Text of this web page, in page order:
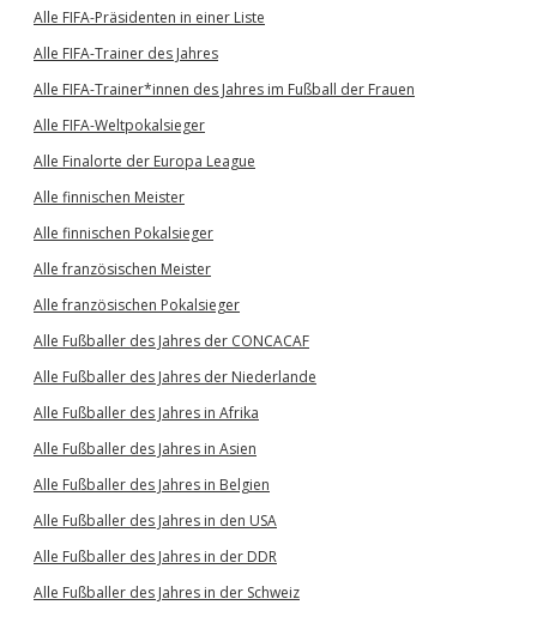
Alle FIFA-Präsidenten in einer Liste
Alle FIFA-Trainer des Jahres
Alle FIFA-Trainer*innen des Jahres im Fußball der Frauen
Alle FIFA-Weltpokalsieger
Alle Finalorte der Europa League
Alle finnischen Meister
Alle finnischen Pokalsieger
Alle französischen Meister
Alle französischen Pokalsieger
Alle Fußballer des Jahres der CONCACAF
Alle Fußballer des Jahres der Niederlande
Alle Fußballer des Jahres in Afrika
Alle Fußballer des Jahres in Asien
Alle Fußballer des Jahres in Belgien
Alle Fußballer des Jahres in den USA
Alle Fußballer des Jahres in der DDR
Alle Fußballer des Jahres in der Schweiz